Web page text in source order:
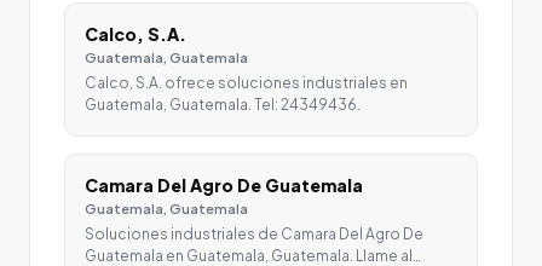
Calco, S.A.
Guatemala, Guatemala
Calco, S.A. ofrece soluciones industriales en
Guatemala, Guatemala. Tel: 24349436.
Camara Del Agro De Guatemala
Guatemala, Guatemala
Soluciones industriales de Camara Del Agro De
Guatemala en Guatemala, Guatemala. Llame al…